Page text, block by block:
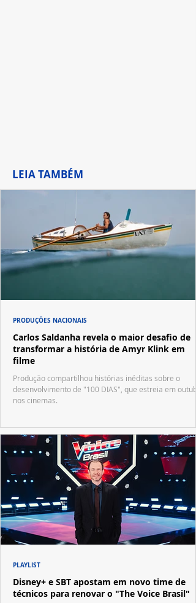
LEIA TAMBÉM
Carlos Saldanha revela o maior desafio de
transformar a história de Amyr Klink em
filme
Produção compartilhou histórias inéditas sobre o
desenvolvimento de "100 DIAS", que estreia em
nos cinemas.
PRODUÇÕES NACIONAIS
Disney+ e SBT apostam em novo time de
técnicos para renovar o "The Voice Brasil"
PLAYLIST